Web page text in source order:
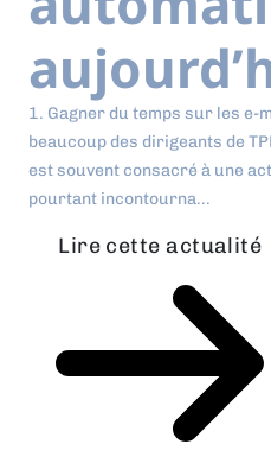
1. Gagner du temps sur les e-
beaucoup des dirigeants de
est souvent consacré à une
pourtant incontourna...
Lire cette actualité